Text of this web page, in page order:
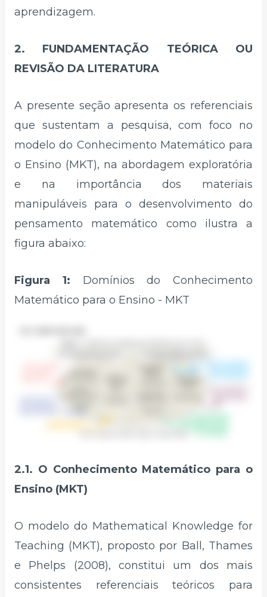
aprendizagem.
2. FUNDAMENTAÇÃO TEÓRICA OU
REVISÃO DA LITERATURA
A presente seção apresenta os referenciais
que sustentam a pesquisa, com foco no
modelo do Conhecimento Matemático para
o Ensino (MKT), na abordagem exploratória
e na importância dos materiais
manipuláveis para o desenvolvimento do
pensamento matemático como ilustra a
figura abaixo:
Figura 1: Domínios do Conhecimento
Matemático para o Ensino - MKT
2.1. O Conhecimento Matemático para o
Ensino (MKT)
O modelo do Mathematical Knowledge for
Teaching (MKT), proposto por Ball, Thames
e Phelps (2008), constitui um dos mais
consistentes referenciais teóricos para